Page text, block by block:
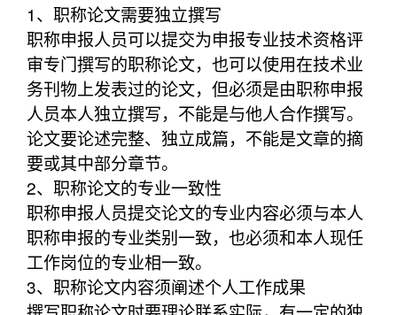
1、职称论文需要独立撰写
职称申报人员可以提交为申报专业技术资格评
审专门撰写的职称论文，也可以使用在技术业
务刊物上发表过的论文，但必须是由职称申报
人员本人独立撰写，不能是与他人合作撰写。
论文要论述完整、独立成篇，不能是文章的摘
要或其中部分章节。
2、职称论文的专业一致性
职称申报人员提交论文的专业内容必须与本人
职称申报的专业类别一致，也必须和本人现任
工作岗位的专业相一致。
3、职称论文内容须阐述个人工作成果